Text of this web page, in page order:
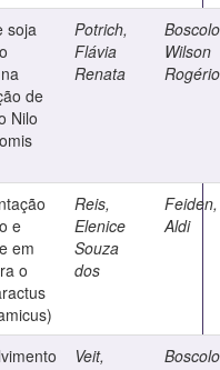
soja
de
Nilo
Potrich,
Flávia
Renata
Wilson
Rogério
e
em
o
Reis,
Elenice
Souza
dos
Feiden,
Aldi
Veit,